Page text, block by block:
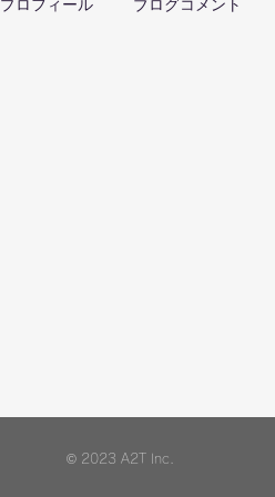
プロフィール ブログコメント
© 2023 A2T Inc.